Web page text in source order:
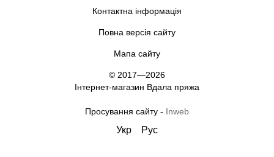
Контактна інформація
Повна версія сайту
Мапа сайту
© 2017—2026
Інтернет-магазин Вдала пряжа
Просування сайту - Inweb
Укр Рус